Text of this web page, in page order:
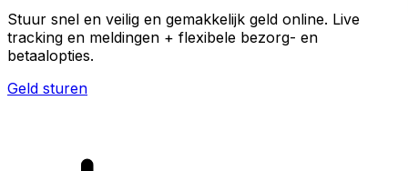
Stuur snel en veilig en gemakkelijk geld online. Live
tracking en meldingen + flexibele bezorg- en
betaalopties.
Geld sturen